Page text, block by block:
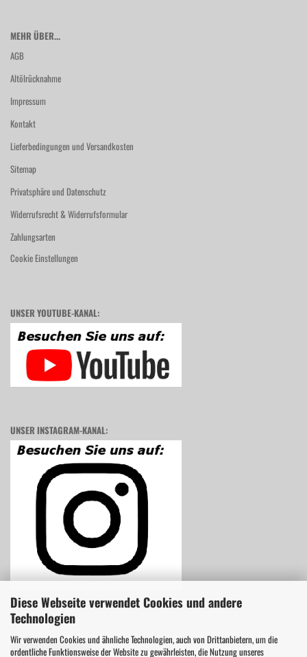
Diese Webseite verwendet Cookies und andere
Technologien
Wir verwenden Cookies und ähnliche Technologien, auch von Drittanbietern, um die
ordentliche Funktionsweise der Website zu gewährleisten, die Nutzung unseres
MEHR ÜBER...
AGB
Altölrücknahme
Impressum
Kontakt
Lieferbedingungen und Versandkosten
Sitemap
Privatsphäre und Datenschutz
Widerrufsrecht & Widerrufsformular
Zahlungsarten
Cookie Einstellungen
UNSER YOUTUBE-KANAL:
UNSER INSTAGRAM-KANAL:
Vertrag widerrufen